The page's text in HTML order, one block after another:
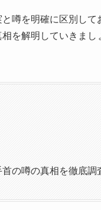
噂を明確に区別して
を解明していきまし
の噂の真相を徹底調